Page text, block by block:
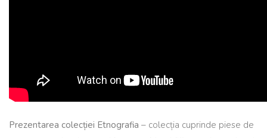
Prezentarea colecției Etnografia – colecția cuprinde piese de